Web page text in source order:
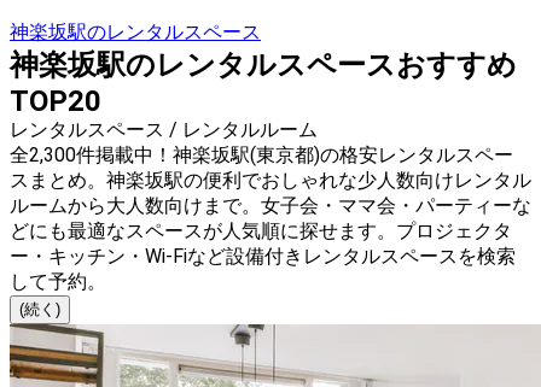
神楽坂駅のレンタルスペース
神楽坂駅のレンタルスペースおすすめ
TOP20
レンタルスペース / レンタルルーム
全2,300件掲載中！神楽坂駅(東京都)の格安レンタルスペー
スまとめ。神楽坂駅の便利でおしゃれな少人数向けレンタル
ルームから大人数向けまで。女子会・ママ会・パーティーな
どにも最適なスペースが人気順に探せます。プロジェクタ
ー・キッチン・Wi-Fiなど設備付きレンタルスペースを検索
して予約。
(続く)